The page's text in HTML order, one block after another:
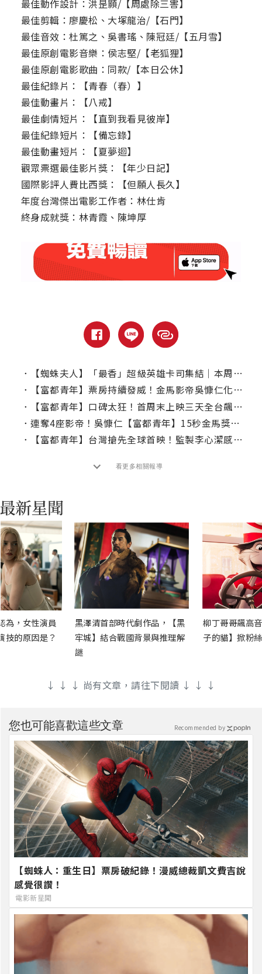
最佳動作設計：洪昰顥/【周處除三害】
最佳剪輯：廖慶松、大塚龍治/【石門】
最佳音效：杜篤之、吳書瑤、陳冠廷/【五月雪】
最佳原創電影音樂：侯志堅/【老狐狸】
最佳原創電影歌曲：同款/【本日公休】
最佳紀錄片：【青春（春）】
最佳動畫片：【八戒】
最佳劇情短片：【直到我看見彼岸】
最佳紀錄短片：【備忘錄】
最佳動畫短片：【夏夢迴】
觀眾票選最佳影片獎：【年少日記】
國際影評人費比西獎：【但願人長久】
年度台灣傑出電影工作者：林仕肯
終身成就獎：林青霞、陳坤厚
．
【蜘蛛夫人】「最香」超級英雄卡司集結｜本周上線、電視首播推薦
．
【富都青年】票房持續發威！金馬影帝吳慷仁化身寵粉魔人勤跑宣傳
．
【富都青年】口碑太狂！首周末上映三天全台飆近1500萬
． 連奪4座影帝！吳慷仁【富都青年】15秒金馬獎影片引影迷朝聖影帝潮
．
【富都青年】台灣搶先全球首映！監製李心潔感動淚灑首映
看更多相關報導
為，女性演員
技的原因是？
黑澤清首部時代劇作品，【黑
牢城】結合戰國背景與推理解
謎
柳丁哥哥飆高
子的貓】掀粉
↓ ↓ ↓ 尚有文章，請往下閱讀 ↓ ↓ ↓
您也可能喜歡這些文章
【蜘蛛人：重生日】票房破紀錄！漫威總裁凱文費吉說
感覺很讚！
電影新星聞
Recommended by